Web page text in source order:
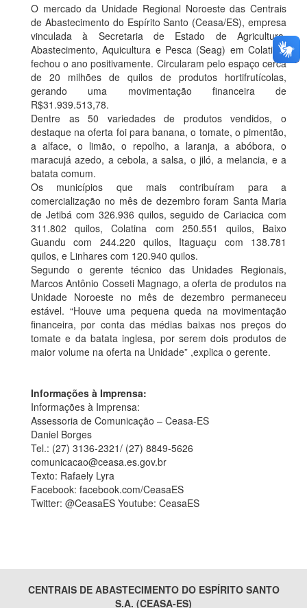
O mercado da Unidade Regional Noroeste das Centrais
de Abastecimento do Espírito Santo (Ceasa/ES), empresa
vinculada à Secretaria de Estado de Agricultura,
Abastecimento, Aquicultura e Pesca (Seag) em Colatina,
fechou o ano positivamente. Circularam pelo espaço cerca
de 20 milhões de quilos de produtos hortifrutícolas,
gerando uma movimentação financeira de
R$31.939.513,78.
Dentre as 50 variedades de produtos vendidos, o
destaque na oferta foi para banana, o tomate, o pimentão,
a alface, o limão, o repolho, a laranja, a abóbora, o
maracujá azedo, a cebola, a salsa, o jiló, a melancia, e a
batata comum.
Os municípios que mais contribuíram para a
comercialização no mês de dezembro foram Santa Maria
de Jetibá com 326.936 quilos, seguido de Cariacica com
311.802 quilos, Colatina com 250.551 quilos, Baixo
Guandu com 244.220 quilos, Itaguaçu com 138.781
quilos, e Linhares com 120.940 quilos.
Segundo o gerente técnico das Unidades Regionais,
Marcos Antônio Cosseti Magnago, a oferta de produtos na
Unidade Noroeste no mês de dezembro permaneceu
estável. “Houve uma pequena queda na movimentação
financeira, por conta das médias baixas nos preços do
tomate e da batata inglesa, por serem dois produtos de
maior volume na oferta na Unidade” ,explica o gerente.
Informações à Imprensa:
Informações à Imprensa:
Assessoria de Comunicação – Ceasa-ES
Daniel Borges
Tel.: (27) 3136-2321/ (27) 8849-5626
comunicacao@ceasa.es.gov.br
Texto: Rafaely Lyra
Facebook: facebook.com/CeasaES
Twitter: @CeasaES Youtube: CeasaES
CENTRAIS DE ABASTECIMENTO DO ESPÍRITO SANTO
S.A. (CEASA-ES)